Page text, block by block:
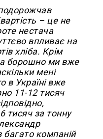
– це не
нестача
впливає на
хліба. Крім
борошно ми вже
мені
в Україні вже
11-12 тисяч
тисяч за тонну
компаній